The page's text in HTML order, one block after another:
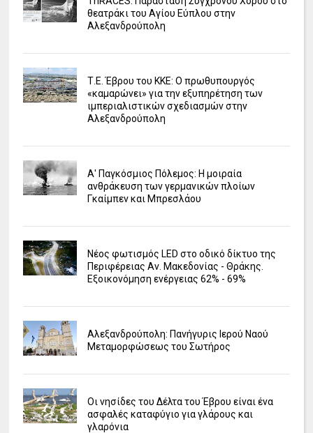
θεατράκι του Αγίου Εύπλου στην
Αλεξανδρούπολη
Τ.Ε. Έβρου του ΚΚΕ: Ο πρωθυπουργός
«καμαρώνει» για την εξυπηρέτηση των
ιμπεριαλιστικών σχεδιασμών στην
Αλεξανδρούπολη
Α' Παγκόσμιος Πόλεμος: Η μοιραία
ανθράκευση των γερμανικών πλοίων
Γκαίμπεν και Μπρεσλάου
Νέος φωτισμός LED στο οδικό δίκτυο της
Περιφέρειας Αν. Μακεδονίας - Θράκης.
Εξοικονόμηση ενέργειας 62% - 69%
Αλεξανδρούπολη: Πανήγυρις Ιερού Ναού
Μεταμορφώσεως του Σωτήρος
Οι νησίδες του Δέλτα του Έβρου είναι ένα
ασφαλές καταφύγιο για γλάρους και
γλαρόνια